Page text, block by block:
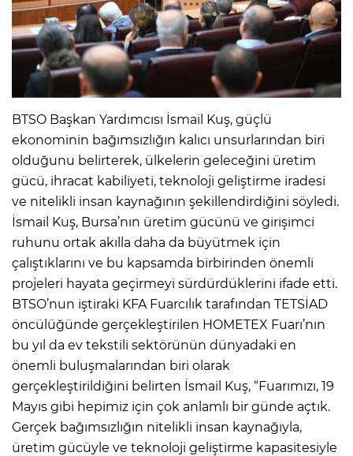
BTSO Başkan Yardımcısı İsmail Kuş, güçlü
ekonominin bağımsızlığın kalıcı unsurlarından biri
olduğunu belirterek, ülkelerin geleceğini üretim
gücü, ihracat kabiliyeti, teknoloji geliştirme iradesi
ve nitelikli insan kaynağının şekillendirdiğini söyledi.
İsmail Kuş, Bursa’nın üretim gücünü ve girişimci
ruhunu ortak akılla daha da büyütmek için
çalıştıklarını ve bu kapsamda birbirinden önemli
projeleri hayata geçirmeyi sürdürdüklerini ifade etti.
BTSO’nun iştiraki KFA Fuarcılık tarafından TETSİAD
öncülüğünde gerçekleştirilen HOMETEX Fuarı’nın
bu yıl da ev tekstili sektörünün dünyadaki en
önemli buluşmalarından biri olarak
gerçekleştirildiğini belirten İsmail Kuş, “Fuarımızı, 19
Mayıs gibi hepimiz için çok anlamlı bir günde açtık.
Gerçek bağımsızlığın nitelikli insan kaynağıyla,
üretim gücüyle ve teknoloji geliştirme kapasitesiyle